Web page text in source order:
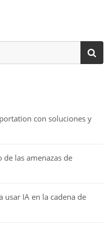
con soluciones y
las amenazas de
usar IA en la cadena de